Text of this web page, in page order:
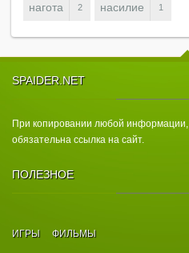
нагота 2 насилие 1
SPAIDER.NET
При копировании любой информации,
обязательна ссылка на сайт.
ПОЛЕЗНОЕ
ИГРЫ ФИЛЬМЫ